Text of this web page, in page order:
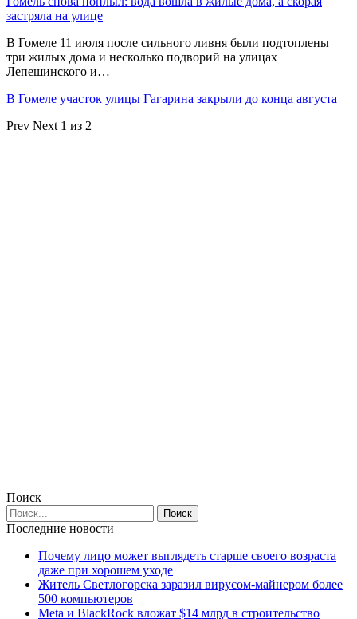
застряла на улице
В Гомеле 11 июля после сильного ливня были подтоплены
три жилых дома и несколько подворий на улицах
Лепешинского и…
В Гомеле участок улицы Гагарина закрыли до конца августа
Prev Next 1 из 2
Поиск
Последние новости
Почему лицо может выглядеть старше своего возраста
даже при хорошем уходе
Житель Светлогорска заразил вирусом-майнером более
500 компьютеров
Meta и BlackRock вложат $14 млрд в строительство